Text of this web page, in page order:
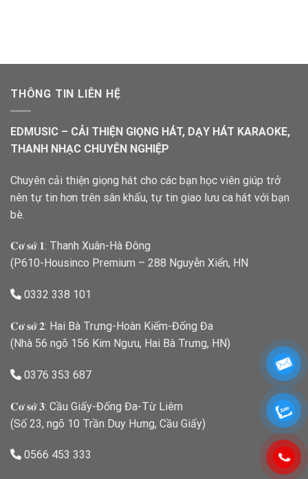
THÔNG TIN LIÊN HỆ
EDMUSIC – CẢI THIỆN GIỌNG HÁT, DẠY HÁT KARAOKE,
THANH NHẠC CHUYÊN NGHIỆP
Chuyên cải thiện giọng hát cho các bạn học viên giúp trở
nên tự tin hơn trên sân khấu, tự tin giao lưu ca hát với bạn
bè.
𝐂𝐨̛ 𝐬𝐨̛̉ 𝟏: Thanh Xuân-Hà Đông
(P610-Housinco Premium – 288 Nguyễn Xiển, HN
0332 338 101
𝐂𝐨̛ 𝐬𝐨̛̉ 𝟐: Hai Bà Trưng-Hoàn Kiếm-Đống Đa
(Nhà 56 ngõ 156 Kim Ngưu, Hai Bà Trưng, HN)
0376 353 687
𝐂𝐨̛ 𝐬𝐨̛̉ 𝟑: Cầu Giấy-Đống Đa-Từ Liêm
(Số 23, ngõ 10 Trần Duy Hưng, Cầu Giấy)
0566 453 333